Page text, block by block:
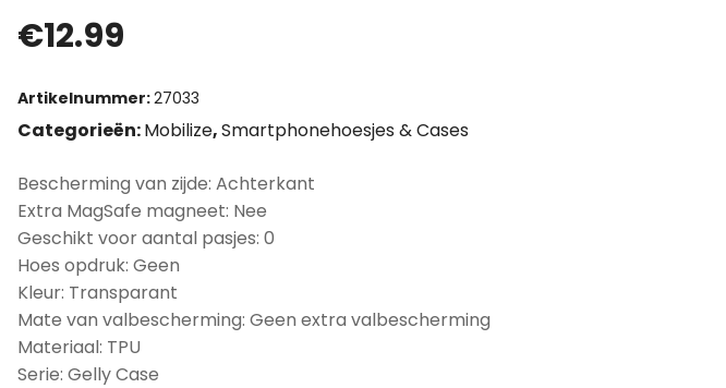
€12.99
Artikelnummer:27033
Categorieën:Mobilize,Smartphonehoesjes & Cases
Bescherming van zijde: Achterkant
Extra MagSafe magneet: Nee
Geschikt voor aantal pasjes: 0
Hoes opdruk: Geen
Kleur: Transparant
Mate van valbescherming: Geen extra valbescherming
Materiaal: TPU
Serie: Gelly Case